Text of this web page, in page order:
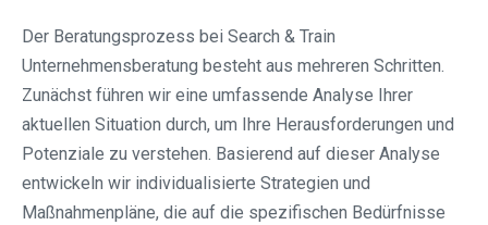
Der Beratungsprozess bei Search & Train
Unternehmensberatung besteht aus mehreren Schritten.
Zunächst führen wir eine umfassende Analyse Ihrer
aktuellen Situation durch, um Ihre Herausforderungen und
Potenziale zu verstehen. Basierend auf dieser Analyse
entwickeln wir individualisierte Strategien und
Maßnahmenpläne, die auf die spezifischen Bedürfnisse